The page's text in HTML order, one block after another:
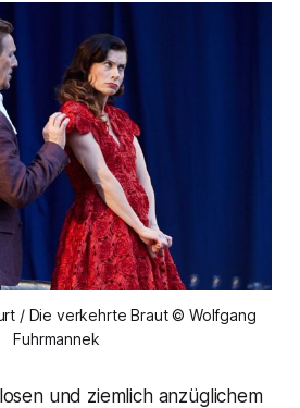
/ Die verkehrte Braut © Wolfgang
Fuhrmannek
und ziemlich anzüglichem